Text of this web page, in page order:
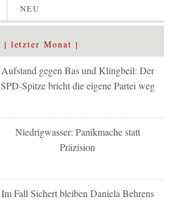
NEU
letzter Monat
Aufstand gegen Bas und Klingbeil: Der
SPD-Spitze bricht die eigene Partei weg
Niedrigwasser: Panikmache statt
Präzision
Im Fall Sichert bleiben Daniela Behrens